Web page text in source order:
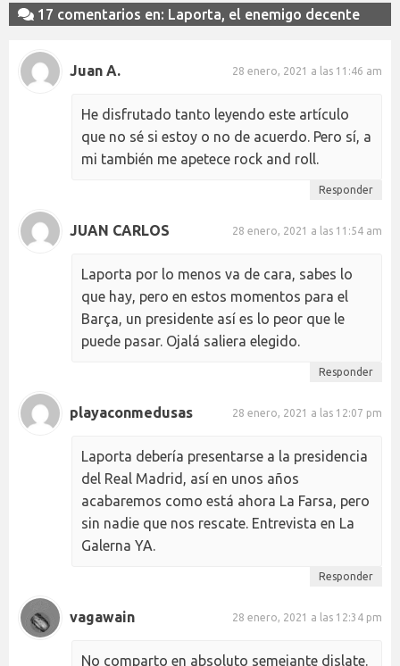
17 comentarios en: Laporta, el enemigo decente
Juan A. 28 enero, 2021 a las 11:46 am
He disfrutado tanto leyendo este artículo
que no sé si estoy o no de acuerdo. Pero sí, a
mi también me apetece rock and roll.
Responder
JUAN CARLOS 28 enero, 2021 a las 11:54 am
Laporta por lo menos va de cara, sabes lo
que hay, pero en estos momentos para el
Barça, un presidente así es lo peor que le
puede pasar. Ojalá saliera elegido.
Responder
playaconmedusas 28 enero, 2021 a las 12:07 pm
Laporta debería presentarse a la presidencia
del Real Madrid, así en unos años
acabaremos como está ahora La Farsa, pero
sin nadie que nos rescate. Entrevista en La
Galerna YA.
Responder
vagawain 28 enero, 2021 a las 12:34 pm
No comparto en absoluto semejante dislate.